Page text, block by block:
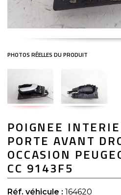
to
the
beginning
of
the
images
gallery
POIGNEE
PORTE AVANT
OCCASION
CC 9143F5
Réf. véhicule : 164620